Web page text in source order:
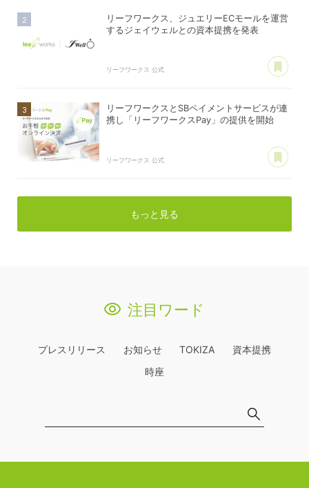
リーフワークス、ジュエリーECモールを運営
するジェイウェルとの資本提携を発表
リーフワークス 公式
リーフワークスとSBペイメントサービスが連
携し「リーフワークスPay」の提供を開始
リーフワークス 公式
もっと見る
注目ワード
プレスリリース お知らせ TOKIZA
資本提携
時座